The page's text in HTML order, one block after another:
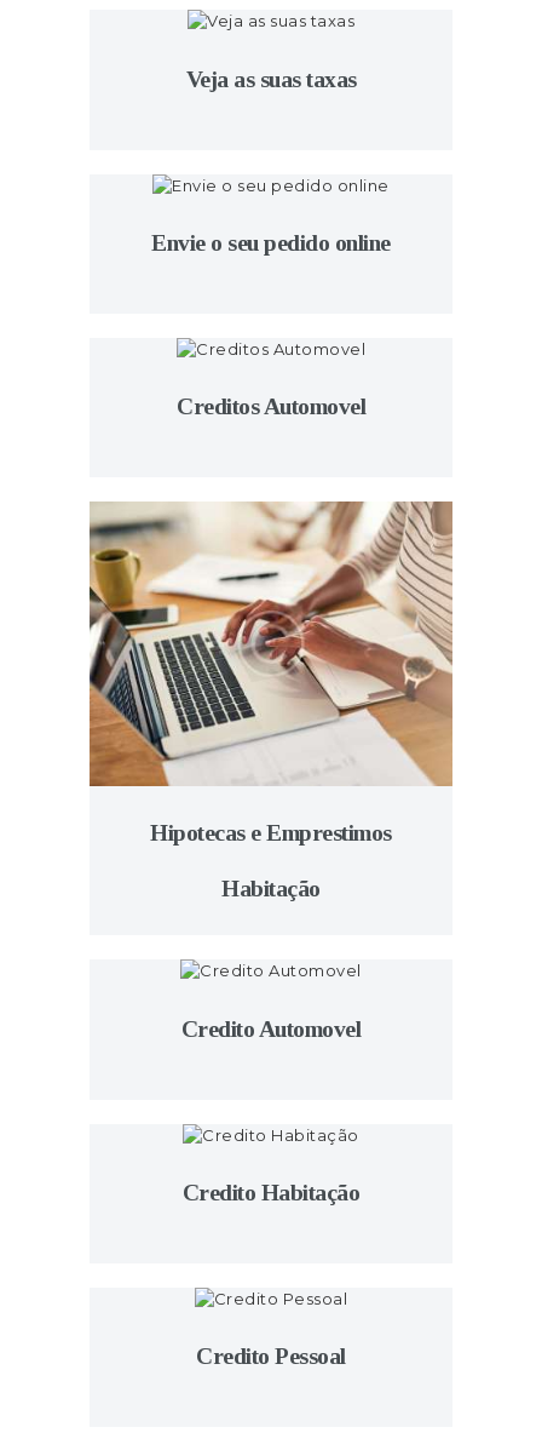
Veja as suas taxas
Envie o seu pedido online
Creditos Automovel
Hipotecas e Emprestimos
Habitação
Credito Automovel
Credito Habitação
Credito Pessoal